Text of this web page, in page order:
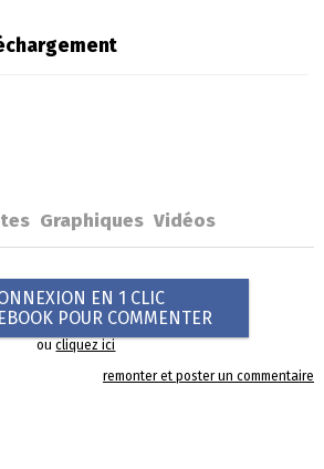
Graphiques Vidéos
EN 1 CLIC
POUR COMMENTER
oucliquez ici
remonter et poster un commentaire